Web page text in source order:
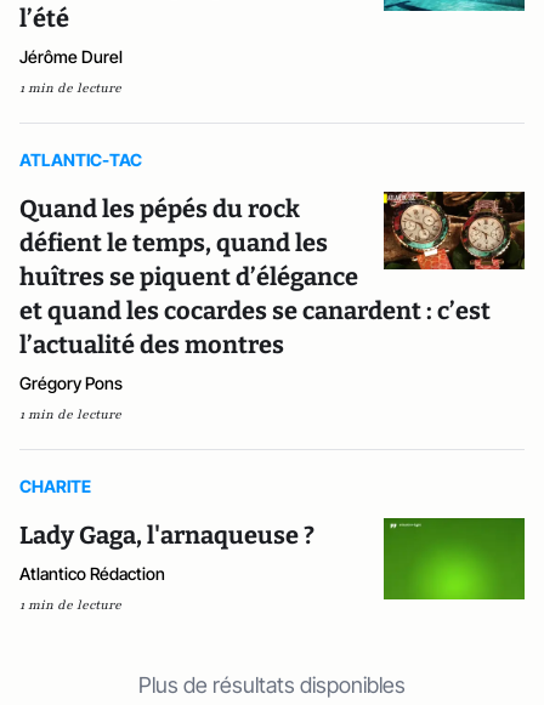
l’été
Jérôme Durel
1 min de lecture
ATLANTIC-TAC
Quand les pépés du rock
défient le temps, quand les
huîtres se piquent d’élégance
et quand les cocardes se canardent : c’est
l’actualité des montres
Grégory Pons
1 min de lecture
CHARITE
Lady Gaga, l'arnaqueuse ?
Atlantico Rédaction
1 min de lecture
Plus de résultats disponibles